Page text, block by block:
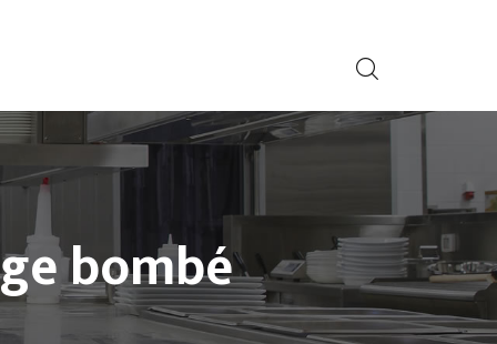
bombé